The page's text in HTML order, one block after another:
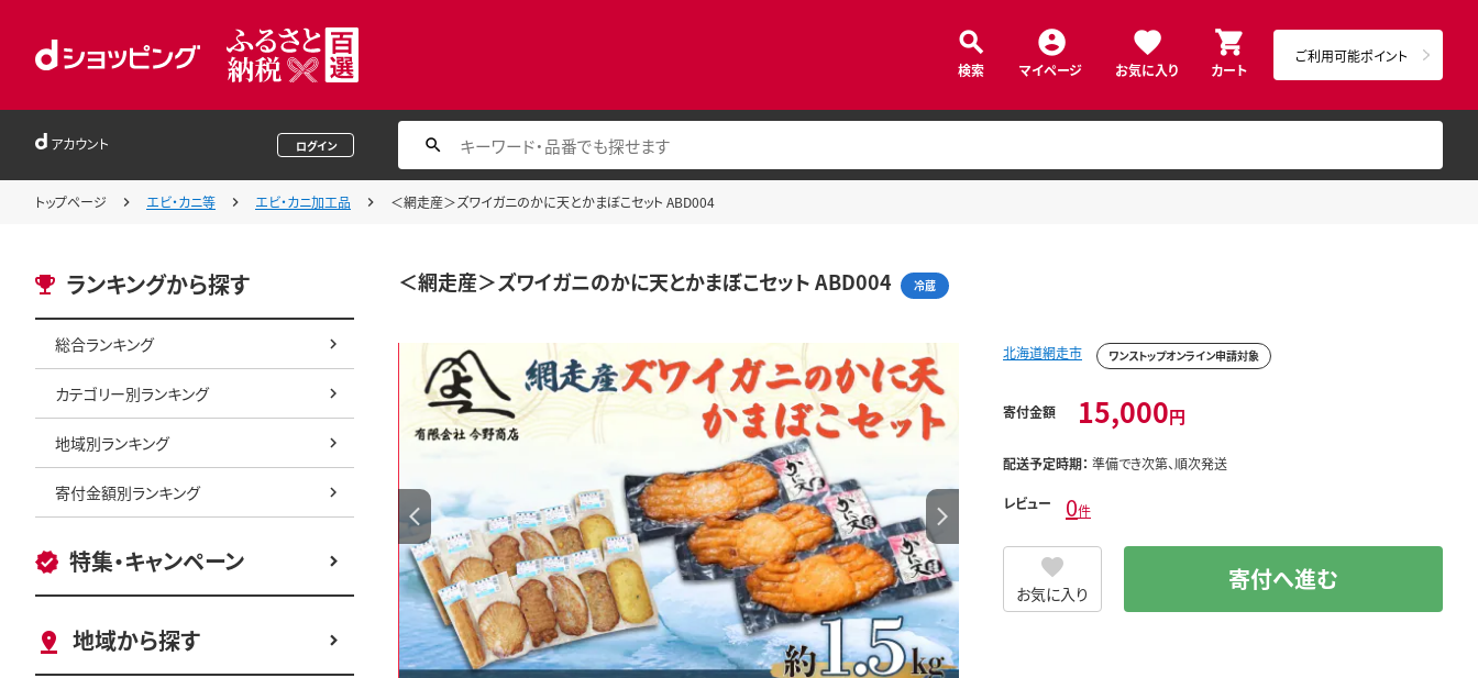
検索 マイページ お気に入り カート
ご利用可能ポイント
アカウント ログイン
トップページ エビ・カニ等 エビ・カニ加工品 ＜網走産＞ズワイガニのかに天とかまぼこセット ABD004
ランキングから探す
総合ランキング
カテゴリー別ランキング
地域別ランキング
寄付金額別ランキング
特集・キャンペーン
地域から探す
＜網走産＞ズワイガニのかに天とかまぼこセット ABD004 冷蔵
北海道網走市 ワンストップオンライン申請対象
寄付金額 15,000円
配送予定時期： 準備でき次第、順次発送
レビュー 0件
お気に入り 寄付へ進む